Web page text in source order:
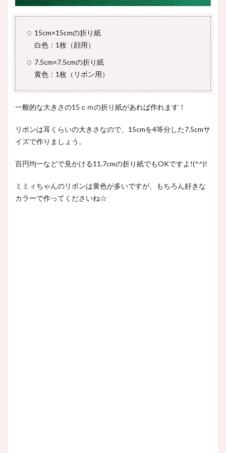
15cm×15cmの折り紙
白色：1枚（顔用）
7.5cm×7.5cmの折り紙
黄色：1枚（リボン用）
一般的な大きさの15ｃｍの折り紙があれば作れます！
リボンは耳くらいの大きさなので、15cmを4等分した7.5cmサ
イズで作りましょう。
百円均一などで見かける11.7cmの折り紙でもOKですよ!(^^)!
ミミィちゃんのリボンは黄色が多いですが、もちろん好きな
カラーで作ってくださいね☆